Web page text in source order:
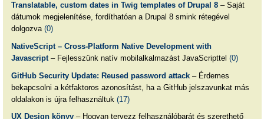
Translatable, custom dates in Twig templates of Drupal 8– Saját
dátumok megjelenítése, fordíthatóan a Drupal 8 smink rétegével
dolgozva (0)
NativeScript – Cross-Platform Native Development with
Javascript– Fejlesszünk natív mobilalkalmazást JavaScripttel (0)
GitHub Security Update: Reused password attack– Érdemes
bekapcsolni a kétfaktoros azonosítást, ha a GitHub jelszavunkat más
oldalakon is újra felhasználtuk (17)
UX Design könyv– Hogyan tervezz felhasználóbarát és szerethető